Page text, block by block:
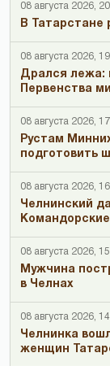
08 августа 2026,
В Татарстане
08 августа 2026,
Дрался лежа:
Первенства
08 августа 2026,
Рустам
подготовить
08 августа 2026,
Челнинский
08 августа 2026,
Мужчина
в Челнах
08 августа 2026,
Челнинка
женщин